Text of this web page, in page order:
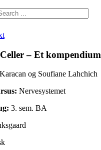
– Et kompendium
og Soufiane Lahchich
Nervesystemet
3. sem. BA